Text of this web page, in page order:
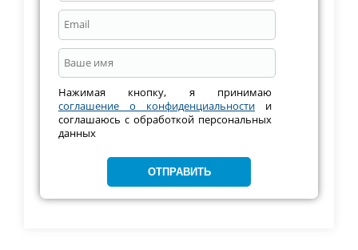
Нажимая кнопку, я принимаю
соглашение о конфиденциальности и
соглашаюсь с обработкой персональных
данных